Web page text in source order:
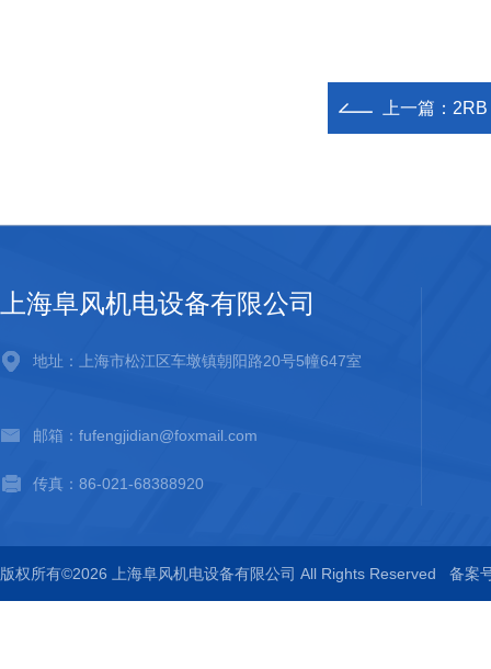
上一篇：
上海阜风机电设备有限公司
地址：上海市松江区车墩镇朝阳路20号5幢647室
邮箱：fufengjidian@foxmail.com
传真：86-021-68388920
版权所有©2026 上海阜风机电设备有限公司 All Rights Reserved 备案